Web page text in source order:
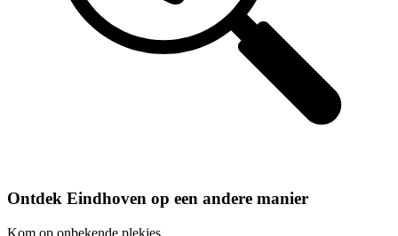
Ontdek Eindhoven op een andere manier
Kom op onbekende plekjes